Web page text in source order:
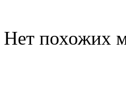
Нет похожих